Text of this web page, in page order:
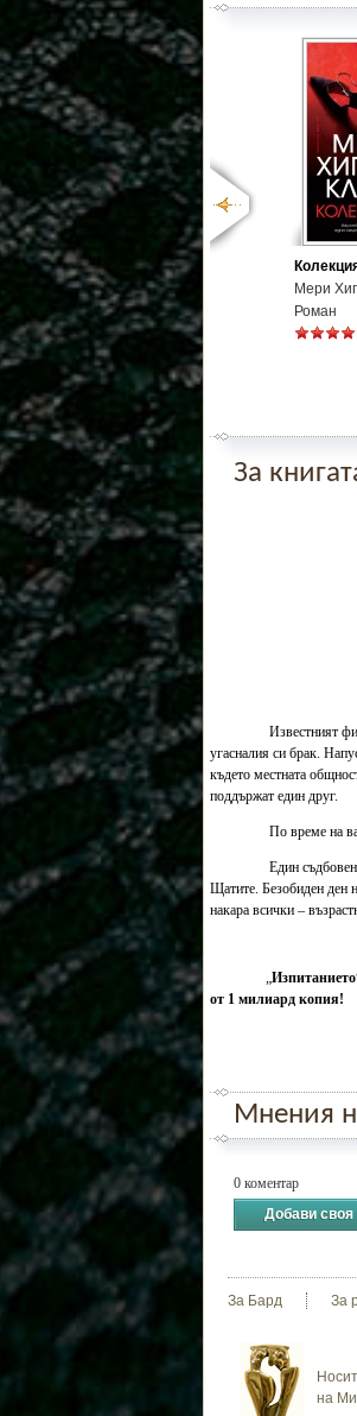
Мери
Роман
За
Известният
угасналия си брак.
където местната
поддържат един друг.
По време на
Един
Щатите. Безобиден ден
накара всички –
„
от 1 милиард копия!
Мнения
0 коментар
Добави своя
За Бард За
на